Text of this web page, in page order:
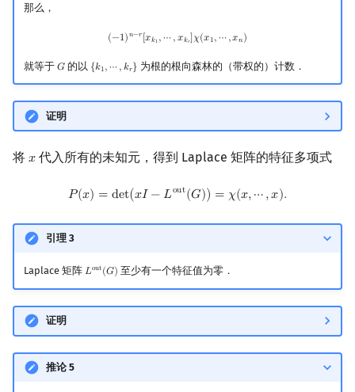
那么，
(−1)𝑛−𝑟[𝑥𝑘1 ,⋯ ,𝑥𝑘𝑟]𝜒(𝑥1,⋯ ,𝑥𝑛)
(−1)n−r[xk ,⋯ xk r]χ(x1, ⋯, n
就等于 𝐺
G的以 {𝑘1,⋯ ,𝑘𝑟}
{k1,⋯, kr} 为根的根向森林的（带权的）计数．
证明
将 𝑥
x 代入所有的未知元，得到 Laplace 矩阵的特征多项式
𝑃(𝑥) = det(𝑥𝐼 − 𝐿out(𝐺)) = 𝜒(𝑥,⋯,𝑥).
P(x )=det(x I− Lout(G))= χ(x ,⋯, ).
引理 3
Laplace 矩阵 𝐿out(𝐺)
Lout(G) 至少有一个特征值为零．
证明
推论 5